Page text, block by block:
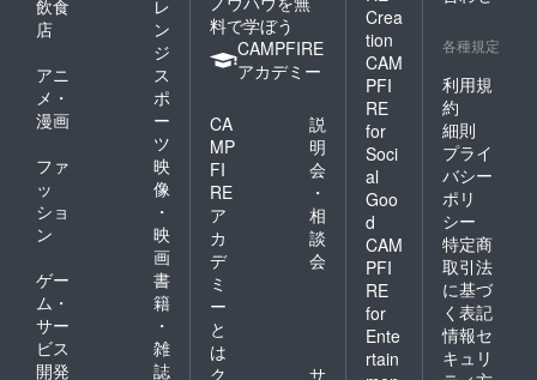
飲食
店
レ
ン
ジ
アニ
メ・
漫画
ス
ポ
ー
ツ
ファ
ッ
ショ
ン
映
像
・
映
画
ゲー
ム・
サー
ビス
開発
書
籍
・
雑
誌
料で学ぼう
CAMPFIRE
アカデミー
CA
MP
FI
RE
ア
カ
デ
ミ
ー
と
は
説
明
会
・
相
談
会
ク
サ
Crea
tion
CAM
PFI
RE
for
Soci
al
Goo
d
CAM
PFI
RE
for
Ente
rtain
各種規定
利用規
約
細則
プライ
バシー
ポリ
シー
特定商
取引法
に基づ
く表記
情報セ
キュリ